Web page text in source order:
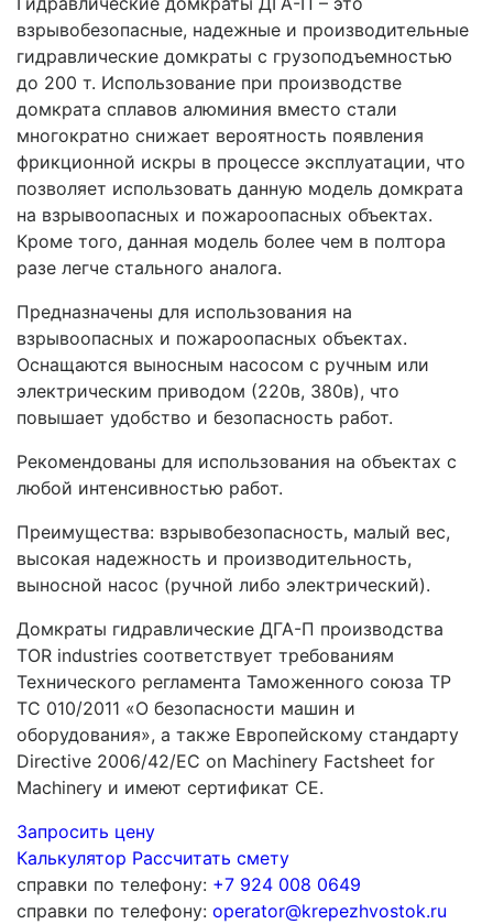
взрывобезопасные, надежные и производительные
гидравлические домкраты с грузоподъемностью
до 200 т. Использование при производстве
домкрата сплавов алюминия вместо стали
многократно снижает вероятность появления
фрикционной искры в процессе эксплуатации, что
позволяет использовать данную модель домкрата
на взрывоопасных и пожароопасных объектах.
Кроме того, данная модель более чем в полтора
разе легче стального аналога.
Предназначены для использования на
взрывоопасных и пожароопасных объектах.
Оснащаются выносным насосом с ручным или
электрическим приводом (220в, 380в), что
повышает удобство и безопасность работ.
Рекомендованы для использования на объектах с
любой интенсивностью работ.
Преимущества: взрывобезопасность, малый вес,
высокая надежность и производительность,
выносной насос (ручной либо электрический).
Домкраты гидравлические ДГА-П производства
TOR industries соответствует требованиям
Технического регламента Таможенного союза ТР
ТС 010/2011 «О безопасности машин и
оборудования», а также Европейскому стандарту
Directive 2006/42/EC on Machinery Factsheet for
Machinery и имеют сертификат CE.
Запросить цену
Калькулятор Рассчитать смету
справки по телефону: +7 924 008 0649
справки по телефону: operator@krepezhvostok.ru